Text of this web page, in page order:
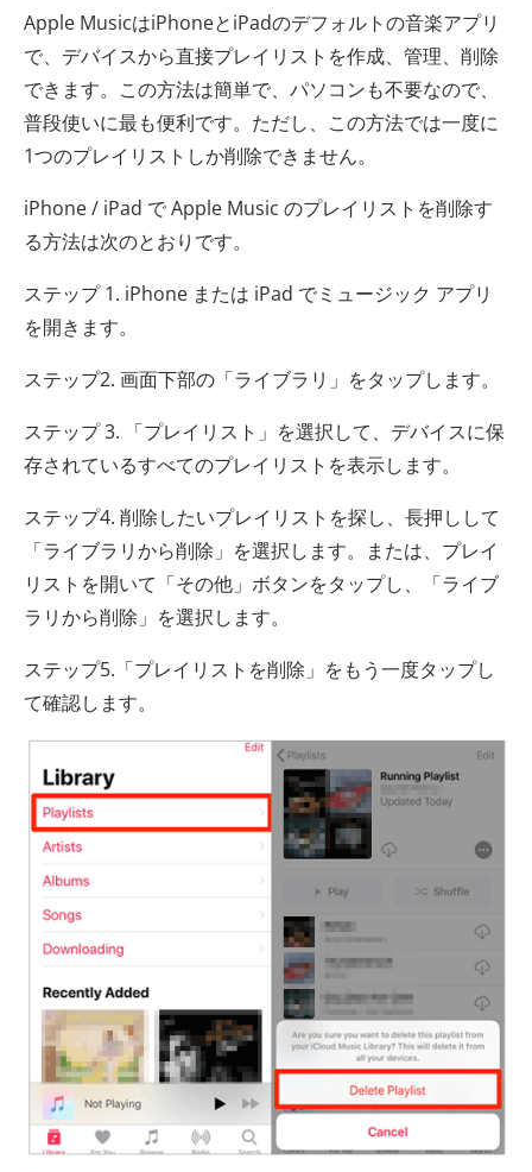
Apple MusicはiPhoneとiPadのデフォルトの音楽アプリ
で、デバイスから直接プレイリストを作成、管理、削除
できます。この方法は簡単で、パソコンも不要なので、
普段使いに最も便利です。ただし、この方法では一度に
1つのプレイリストしか削除できません。
iPhone / iPad で Apple Music のプレイリストを削除す
る方法は次のとおりです。
ステップ 1. iPhone または iPad でミュージック アプリ
を開きます。
ステップ2. 画面下部の「ライブラリ」をタップします。
ステップ 3. 「プレイリスト」を選択して、デバイスに保
存されているすべてのプレイリストを表示します。
ステップ4. 削除したいプレイリストを探し、長押しして
「ライブラリから削除」を選択します。または、プレイ
リストを開いて「その他」ボタンをタップし、「ライブ
ラリから削除」を選択します。
ステップ5.「プレイリストを削除」をもう一度タップし
て確認します。